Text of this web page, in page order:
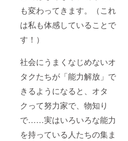
も変わってきます。（これ
は私も体感していることで
す！）
社会にうまくなじめないオ
タクたちが「能力解放」で
きるようになると、オタ
クって努力家で、物知り
で……実はいろいろな能力
を持っている人たちの集ま